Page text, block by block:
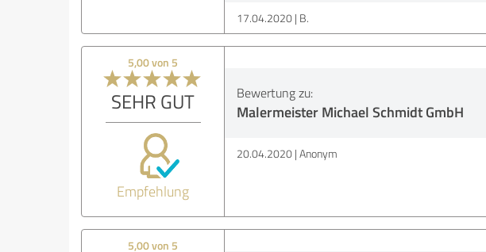
17.04.2020 B.
5,00 von 5
SEHR GUT
Empfehlung
Bewertung zu:
Malermeister Michael Schmidt GmbH
20.04.2020 Anonym
5,00 von 5